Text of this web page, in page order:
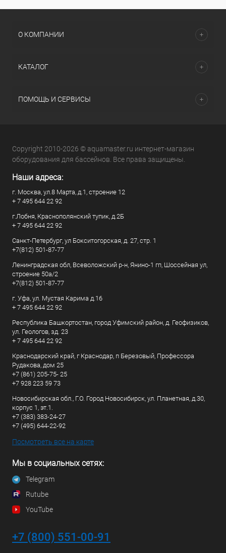
О КОМПАНИИ
КАТАЛОГ
ПОМОЩЬ И СЕРВИСЫ
Copyright 2010-2026 © aquamaster.ru интернет-магазин
оборудования для бассейнов. Все права защищены.
Наши адреса:
г. Москва, ул.8 Марта, д.1, строение 12
+ 7 495 644 22 92
г.Лобня, Краснополянский тупик, д.2Б
+ 7 495 644 22 92
Санкт-Петербург, ул Бокситогорская, д. 27, стр. 1
+7(812) 501-87-77
Ленинградская обл, Всеволожский р-н, Янино-1 гп, Шоссейная ул,
строение 50а/2
+7(812) 501-87-77
г. Уфа, ул. Мустая Карима д.16
+ 7 495 644 22 92
Республика Башкортостан, город Уфимский район, д. Геофизиков,
ул. Геологов, зд. 23
+ 7 495 644 22 92
Краснодарский край, г Краснодар, п Березовый, Профессора
Рудакова, дом 25
+7 (861) 205-75- 25
+7 928 223 59 73
Новосибирская обл., Г.О. Город Новосибирск, ул. Планетная, д.30,
корпус 1, эт.1.
+7 (383) 383-24-27
+7 (495) 644-22-92
Посмотреть все на карте
Мы в социальных сетях:
Telegram
Rutube
YouTube
+7 (800) 551-00-91